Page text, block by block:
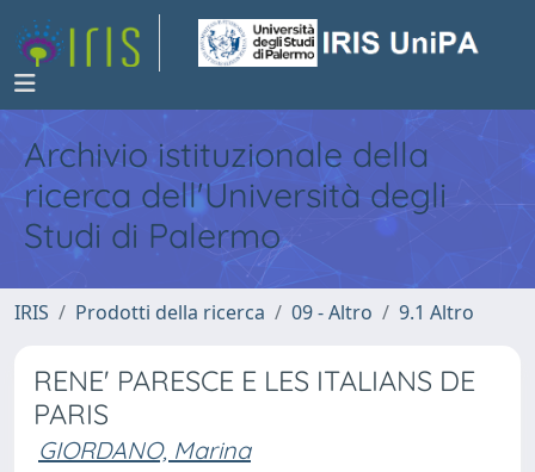
Archivio istituzionale della
ricerca dell'Università degli
Studi di Palermo
IRIS Prodotti della ricerca 09 - Altro 9.1 Altro
RENE' PARESCE E LES ITALIANS DE
PARIS
GIORDANO, Marina